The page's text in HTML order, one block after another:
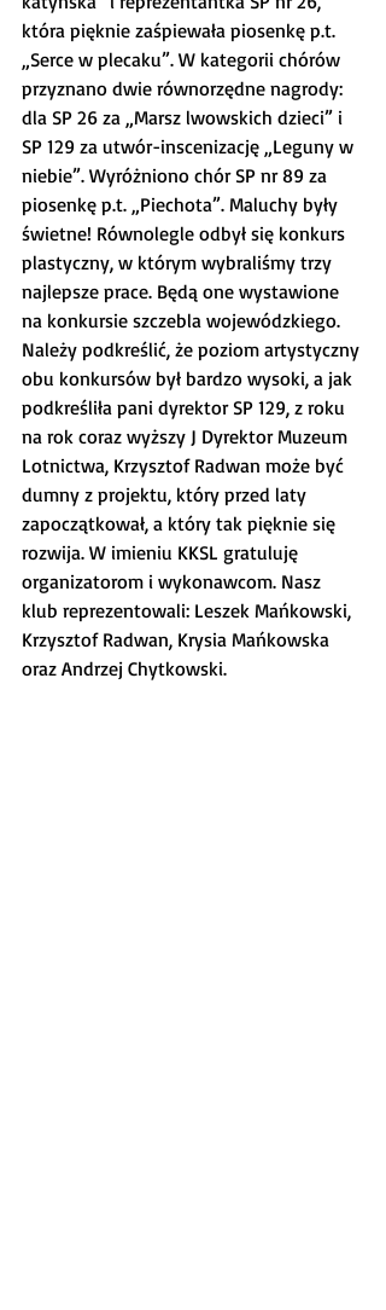
która pięknie zaśpiewała piosenkę p.t.
„Serce w plecaku”. W kategorii chórów
przyznano dwie równorzędne nagrody:
dla SP 26 za „Marsz lwowskich dzieci” i
SP 129 za utwór-inscenizację „Leguny w
niebie”. Wyróżniono chór SP nr 89 za
piosenkę p.t. „Piechota”. Maluchy były
świetne! Równolegle odbył się konkurs
plastyczny, w którym wybraliśmy trzy
najlepsze prace. Będą one wystawione
na konkursie szczebla wojewódzkiego.
Należy podkreślić, że poziom artystyczny
obu konkursów był bardzo wysoki, a jak
podkreśliła pani dyrektor SP 129, z roku
na rok coraz wyższy J Dyrektor Muzeum
Lotnictwa, Krzysztof Radwan może być
dumny z projektu, który przed laty
zapoczątkował, a który tak pięknie się
rozwija. W imieniu KKSL gratuluję
organizatorom i wykonawcom. Nasz
klub reprezentowali: Leszek Mańkowski,
Krzysztof Radwan, Krysia Mańkowska
oraz Andrzej Chytkowski.